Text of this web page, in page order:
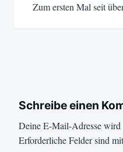
Zum ersten Mal seit
Schreibe einen
Deine E-Mail-Adresse
Erforderliche Felder sind